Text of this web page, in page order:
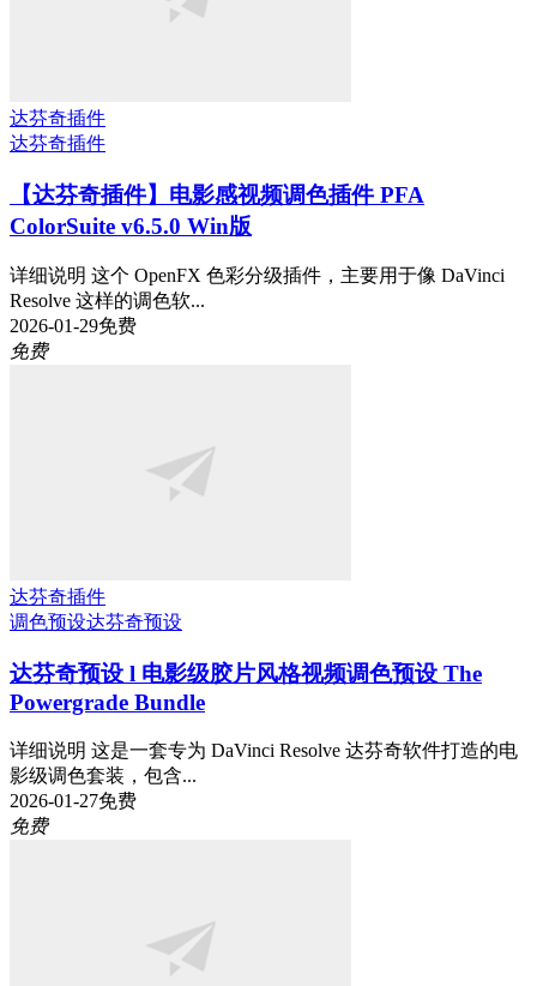
达芬奇插件
达芬奇插件
【达芬奇插件】电影感视频调色插件 PFA
ColorSuite v6.5.0 Win版
详细说明 这个 OpenFX 色彩分级插件，主要用于像 DaVinci
Resolve 这样的调色软...
2026-01-29免费
免费
达芬奇插件
调色预设达芬奇预设
达芬奇预设 l 电影级胶片风格视频调色预设 The
Powergrade Bundle
详细说明 这是一套专为 DaVinci Resolve 达芬奇软件打造的电
影级调色套装，包含...
2026-01-27免费
免费